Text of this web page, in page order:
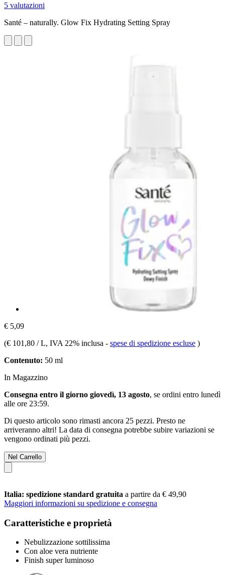
5 valutazioni
Santé – naturally. Glow Fix Hydrating Setting Spray
€ 5,09
(€ 101,80 / L, IVA 22% inclusa - spese di spedizione escluse )
Contenuto: 50 ml
In Magazzino
Consegna entro il giorno giovedì, 13 agosto, se ordini entro lunedì
alle ore 23:59.
Di questo articolo sono rimasti ancora 25 pezzi. Presto ne
arriveranno altri! La data di consegna potrebbe subire variazioni se
vengono ordinati più pezzi.
Nel Carrello
Italia: spedizione standard gratuita a partire da € 49,90
Maggiori informazioni su spedizione e consegna
Caratteristiche e proprietà
Nebulizzazione sottilissima
Con aloe vera nutriente
Finish super luminoso